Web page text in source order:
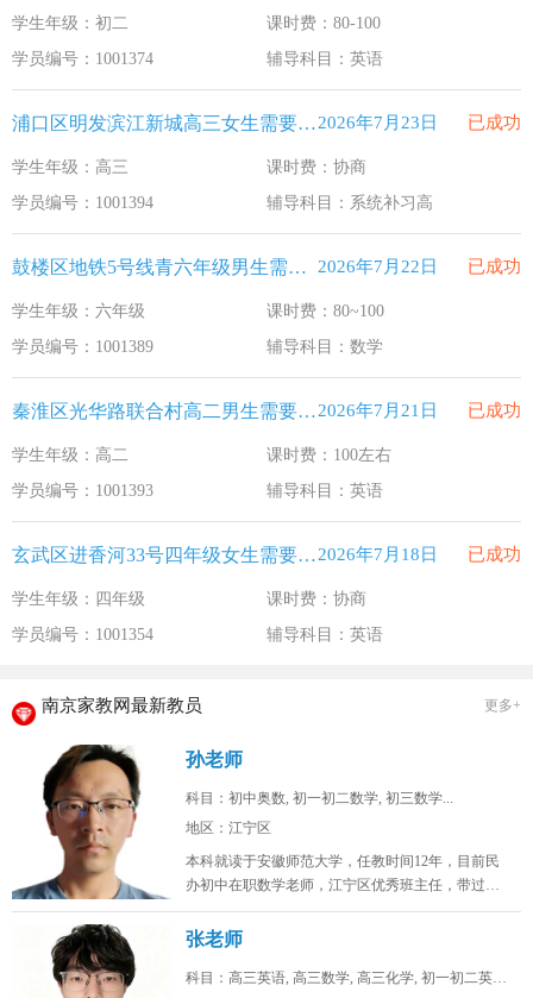
学生年级：初二
课时费：80-100
学员编号：1001374
辅导科目：英语
浦口区明发滨江新城高三女生需要补习系统补习高2026年7月23日 已成功
学生年级：高三
课时费：协商
学员编号：1001394
辅导科目：系统补习高
鼓楼区地铁5号线青六年级男生需要补习数学 2026年7月22日 已成功
学生年级：六年级
课时费：80~100
学员编号：1001389
辅导科目：数学
秦淮区光华路联合村高二男生需要补习英语2026年7月21日 已成功
学生年级：高二
课时费：100左右
学员编号：1001393
辅导科目：英语
玄武区进香河33号四年级女生需要补习英语2026年7月18日 已成功
学生年级：四年级
课时费：协商
学员编号：1001354
辅导科目：英语
南京家教网最新教员 更多+
孙老师
科目：初中奥数, 初一初二数学, 初三数学...
地区：江宁区
本科就读于安徽师范大学，任教时间12年，目前民
办初中在职数学老师，江宁区优秀班主任，带过两
届完整的初中。班级数学中考均分...
张老师
科目：高三英语, 高三数学, 高三化学, 初一初二英语...